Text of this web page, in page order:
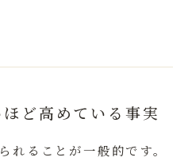
ど高めている事実
ることが一般的です。